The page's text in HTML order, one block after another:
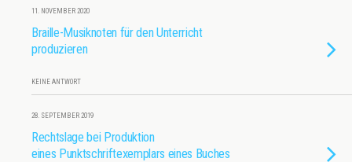
11. NOVEMBER 2020
Braille-Musiknoten für den Unterricht
produzieren
KEINE ANTWORT
28. SEPTEMBER 2019
Rechtslage bei Produktion
eines Punktschriftexemplars eines Buches